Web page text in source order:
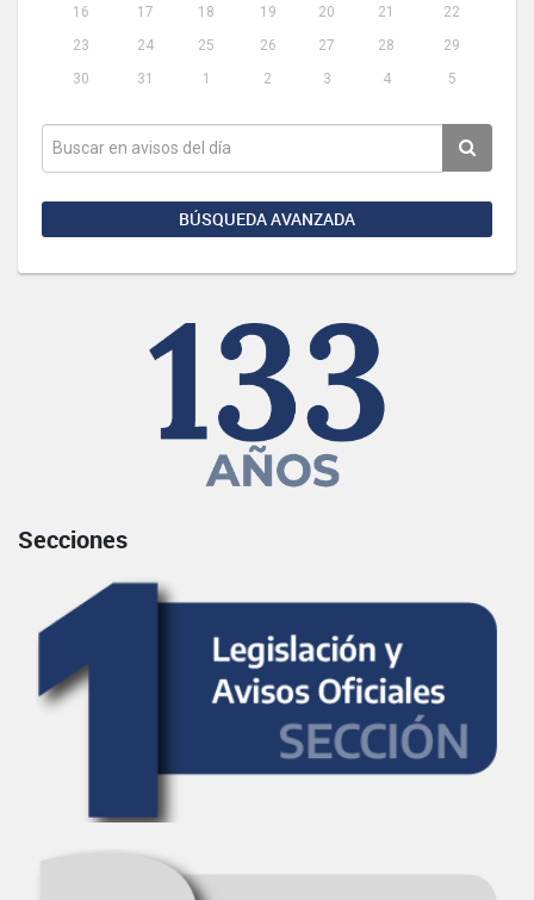
16
17 18 19 20 21
22
23
24 25 26 27 28
29
30
31 1 2 3 4 5
BÚSQUEDA AVANZADA
Secciones